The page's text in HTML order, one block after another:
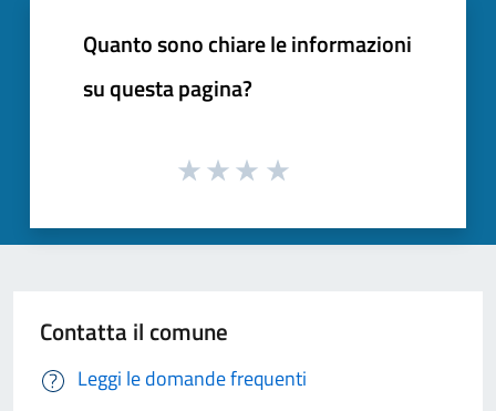
Quanto sono chiare le informazioni
su questa pagina?
Contatta il comune
Leggi le domande frequenti